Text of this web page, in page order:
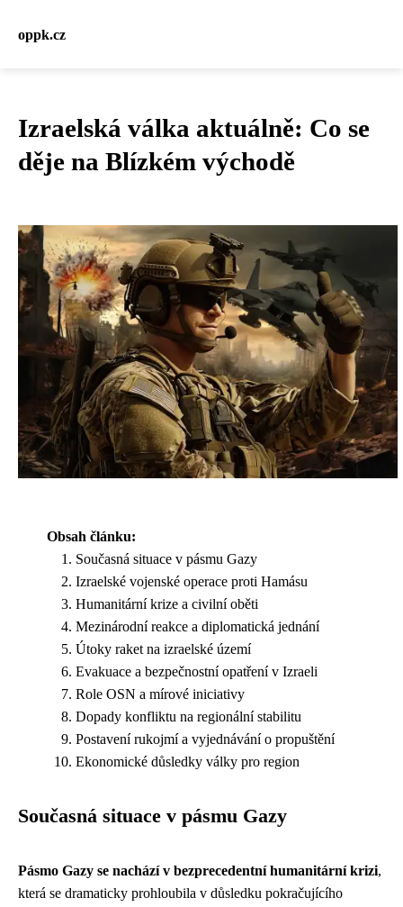
oppk.cz
Izraelská válka aktuálně: Co se
děje na Blízkém východě
Obsah článku:
Současná situace v pásmu Gazy
Izraelské vojenské operace proti Hamásu
Humanitární krize a civilní oběti
Mezinárodní reakce a diplomatická jednání
Útoky raket na izraelské území
Evakuace a bezpečnostní opatření v Izraeli
Role OSN a mírové iniciativy
Dopady konfliktu na regionální stabilitu
Postavení rukojmí a vyjednávání o propuštění
Ekonomické důsledky války pro region
Současná situace v pásmu Gazy
Pásmo Gazy se nachází v bezprecedentní humanitární krizi,
která se dramaticky prohloubila v důsledku pokračujícího